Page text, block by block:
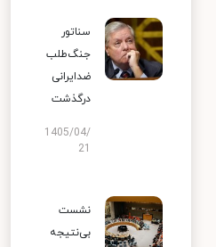
سناتور
جنگ‌طلب
ضدایرانی
درگذشت
1405/04/
نشست
بی‌نتیجه